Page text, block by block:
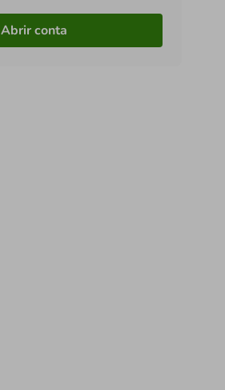
Abrir conta